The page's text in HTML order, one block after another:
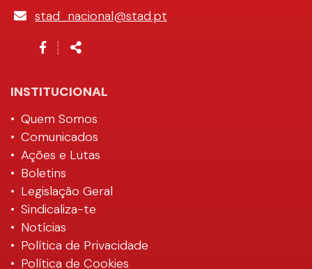
E-
stad_nacional@stad.pt
Siga-┊
Partilhar
INSTITUCIONAL
Quem Somos
Comunicados
Ações e Lutas
Boletins
Legislação Geral
Sindicaliza-te
Notícias
Política de Privacidade
Política de Cookies